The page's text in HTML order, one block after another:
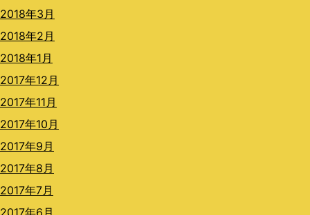
2018年3月
2018年2月
2018年1月
2017年12月
2017年11月
2017年10月
2017年9月
2017年8月
2017年7月